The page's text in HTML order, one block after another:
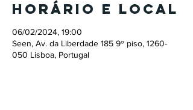
Horário e local
06/02/2024, 19:00
Seen, Av. da Liberdade 185 9º piso, 1260-
050 Lisboa, Portugal